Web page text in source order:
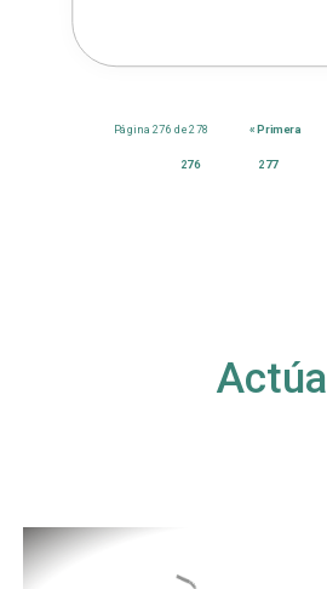
Página 276 de 278 « Primera
276 277
Actúa